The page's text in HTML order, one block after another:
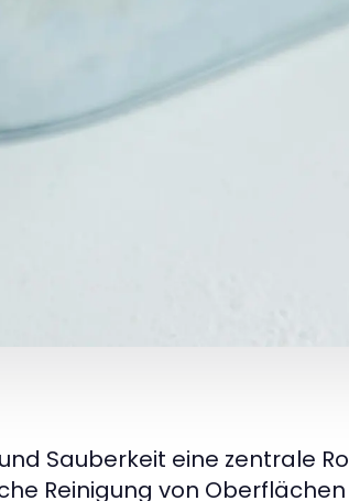
Sauberkeit eine zentrale
Reinigung von